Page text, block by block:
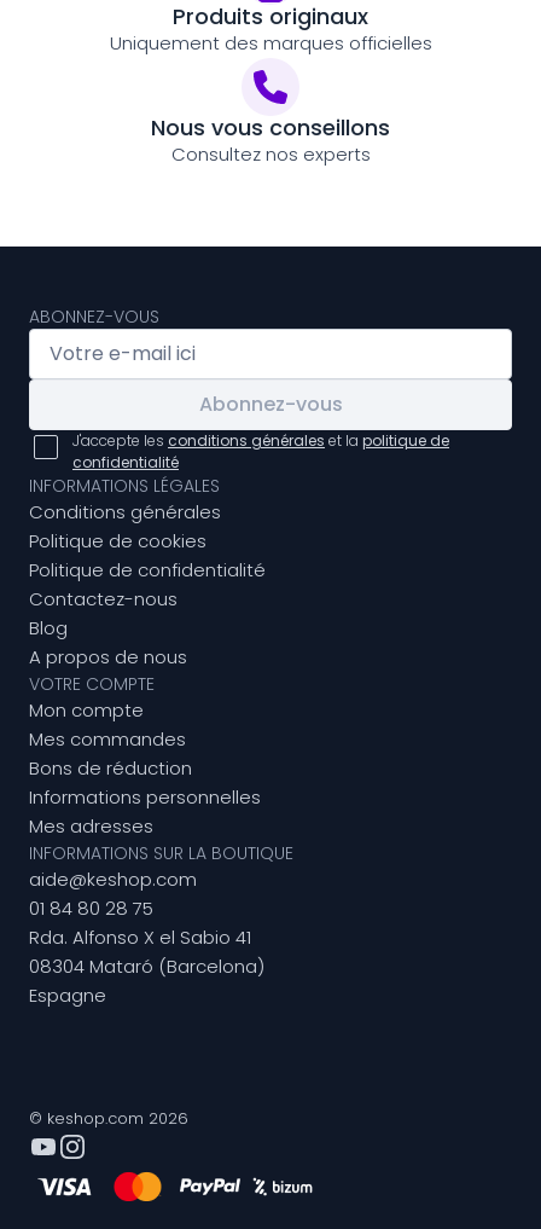
Produits originaux
Uniquement des marques officielles
Nous vous conseillons
Consultez nos experts
ABONNEZ-VOUS
Abonnez-vous
J'accepte les conditions générales et la politique de
confidentialité
INFORMATIONS LÉGALES
Conditions générales
Politique de cookies
Politique de confidentialité
Contactez-nous
Blog
A propos de nous
VOTRE COMPTE
Mon compte
Mes commandes
Bons de réduction
Informations personnelles
Mes adresses
INFORMATIONS SUR LA BOUTIQUE
aide@keshop.com
01 84 80 28 75
Rda. Alfonso X el Sabio 41
08304 Mataró (Barcelona)
Espagne
© keshop.com 2026